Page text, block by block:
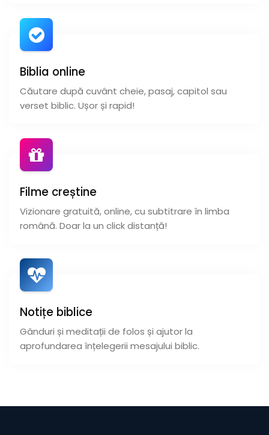
Biblia online
Căutare după cuvânt cheie, pasaj, capitol sau
verset biblic. Ușor și rapid!
Filme creștine
Vizionare gratuită, online, cu subtitrare în limba
română. Doar la un click distanță!
Notițe biblice
Gânduri și meditații de folos și ajutor la
aprofundarea înțelegerii mesajului biblic.